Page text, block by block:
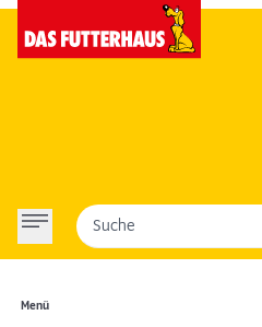
Menü
Suche